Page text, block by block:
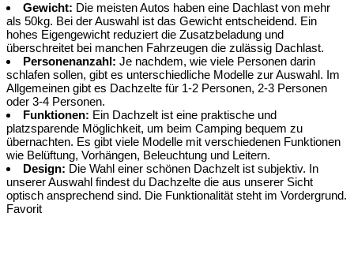
Gewicht: Die meisten Autos haben eine Dachlast von mehr
als 50kg. Bei der Auswahl ist das Gewicht entscheidend. Ein
hohes Eigengewicht reduziert die Zusatzbeladung und
überschreitet bei manchen Fahrzeugen die zulässig Dachlast.
Personenanzahl: Je nachdem, wie viele Personen darin
schlafen sollen, gibt es unterschiedliche Modelle zur Auswahl. Im
Allgemeinen gibt es Dachzelte für 1-2 Personen, 2-3 Personen
oder 3-4 Personen.
Funktionen: Ein Dachzelt ist eine praktische und
platzsparende Möglichkeit, um beim Camping bequem zu
übernachten. Es gibt viele Modelle mit verschiedenen Funktionen
wie Belüftung, Vorhängen, Beleuchtung und Leitern.
Design: Die Wahl einer schönen Dachzelt ist subjektiv. In
unserer Auswahl findest du Dachzelte die aus unserer Sicht
optisch ansprechend sind. Die Funktionalität steht im Vordergrund.
Favorit